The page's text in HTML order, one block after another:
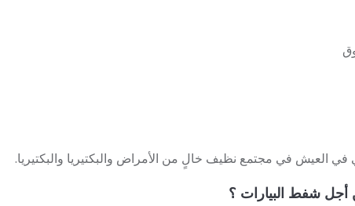
في مجتمع نظيف خالٍ من الأمراض والبكتيريا والبكتيريا.
أجل شفط البيارات ؟